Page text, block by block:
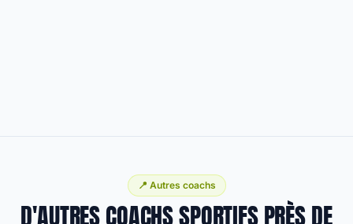
📍 Autres coachs
D'AUTRES COACHS SPORTIFS PRÈS DE